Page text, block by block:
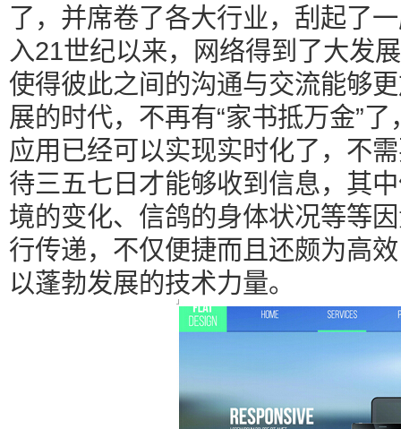
了，并席卷了各大行业，刮起了
入21世纪以来，网络得到了大发
使得彼此之间的沟通与交流能够
展的时代，不再有“家书抵万金”
应用已经可以实现实时化了，不
待三五七日才能够收到信息，其
境的变化、信鸽的身体状况等等
行传递，不仅便捷而且还颇为高
以蓬勃发展的技术力量。